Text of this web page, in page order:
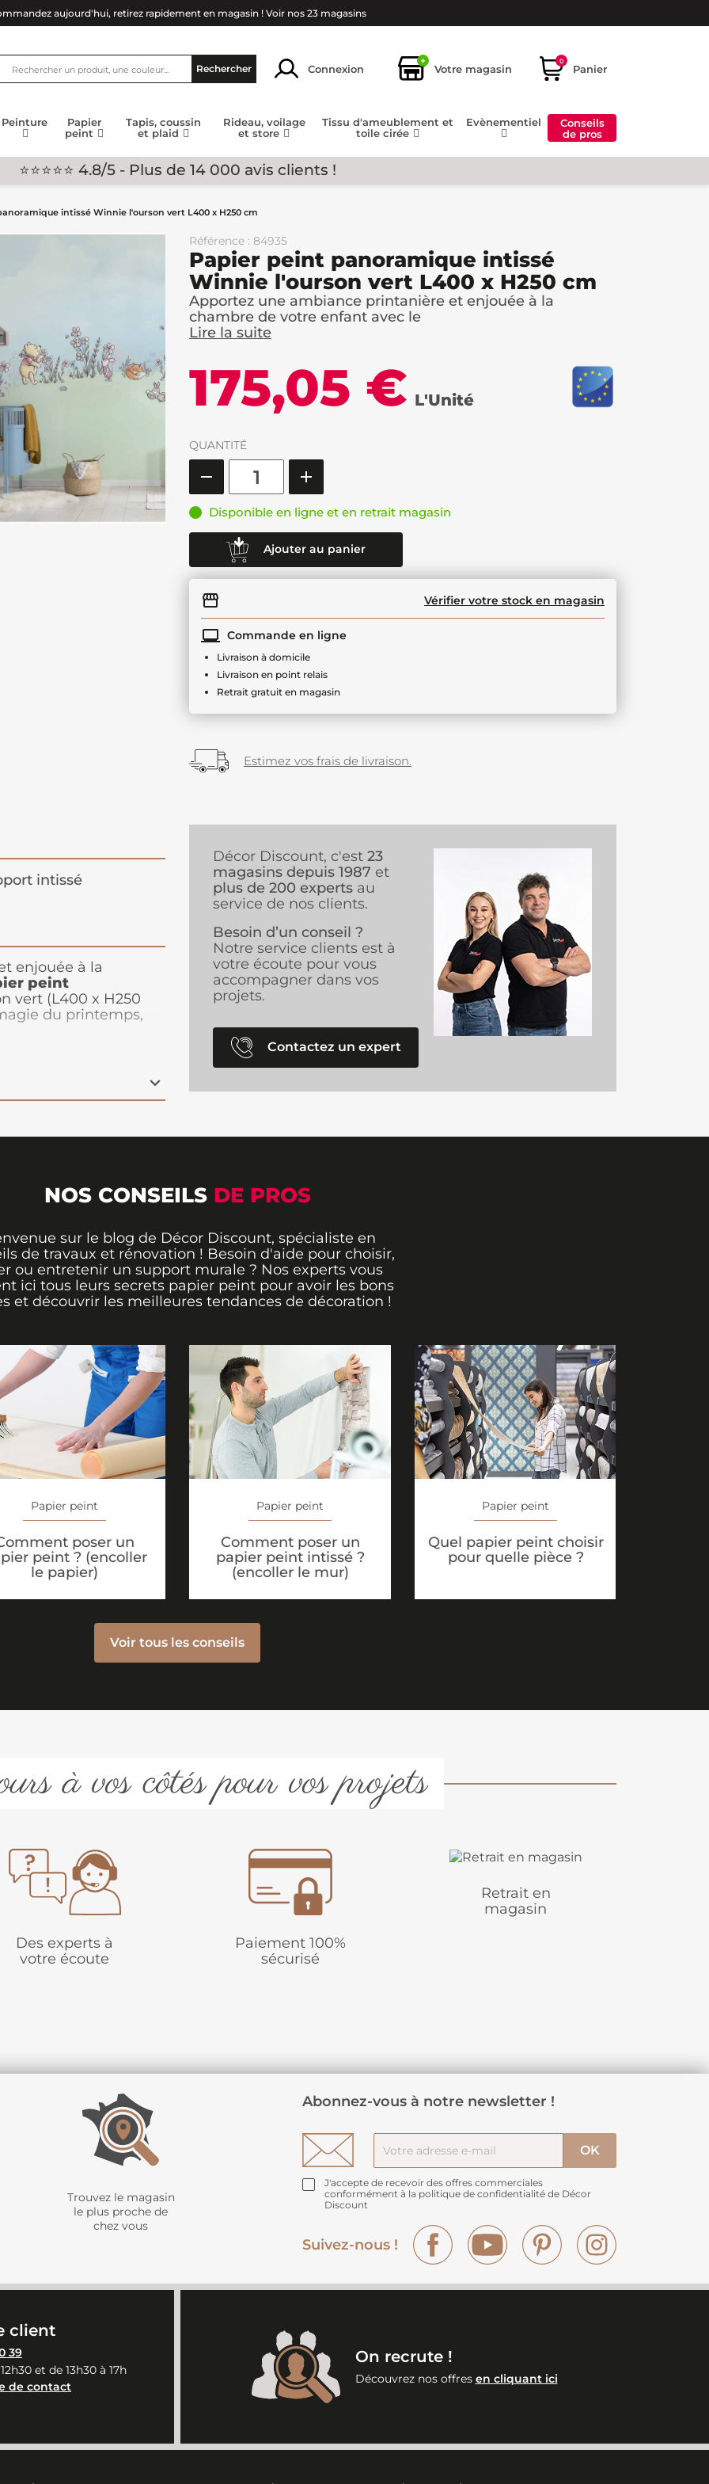
aujourd'hui, retirez rapidement en magasin ! Voir nos 23 magasins
Rechercher Connexion
+
Votre magasin
0
Panier
Peinture
Papier
peint
Tapis, coussin
et plaid
Rideau, voilage
et store
Tissu d'ameublement et
toile cirée
Evènementiel
Conseils
de pros
⭐⭐⭐⭐⭐ 4.8/5 - Plus de 14 000 avis clients !
intissé Winnie l'ourson vert L400 x H250 cm
Référence : 84935
Papier peint panoramique intissé
Winnie l'ourson vert L400 x H250 cm
Apportez une ambiance printanière et enjouée à la
chambre de votre enfant avec le
Lire la suite
175,05 € L'Unité
QUANTITÉ
Disponible en ligne et en retrait magasin
Ajouter au panier
Vérifier votre stock en magasin
Commande en ligne
Livraison à domicile
Livraison en point relais
Retrait gratuit en magasin
Estimez vos frais de livraison.
intissé
enjouée à la
peint
vert (L400 x H250
du printemps,
Winnie
adorée. Actuellement
évoque l’amitié et
stimuler
Discount.
Décor Discount, c'est 23
magasins depuis 1987 et
plus de 200 experts au
service de nos clients.
Besoin d’un conseil ?
Notre service clients est à
votre écoute pour vous
accompagner dans vos
projets.
Contactez un expert
NOS CONSEILS DE PROS
sur le blog de Décor Discount, spécialiste en
de travaux et rénovation ! Besoin d'aide pour choisir,
ou entretenir un support murale ? Nos experts vous
ici tous leurs secrets papier peint pour avoir les bons
et découvrir les meilleures tendances de décoration !
Papier peint
poser un
peint ? (encoller
le papier)
Papier peint
Comment poser un
papier peint intissé ?
(encoller le mur)
Papier peint
Quel papier peint choisir
pour quelle pièce ?
Voir tous les conseils
à vos côtés pour vos projets
Des experts à
votre écoute
Paiement 100%
sécurisé
Retrait en
magasin
Trouvez le magasin
le plus proche de
chez vous
Abonnez-vous à notre newsletter !
J'accepte de recevoir des offres commerciales
conformément à la politique de confidentialité de Décor
Discount
Suivez-nous !
Facebook YouTube Pinterest
client
39
et de 13h30 à 17h
de contact
On recrute !
Découvrez nos offres en cliquant ici